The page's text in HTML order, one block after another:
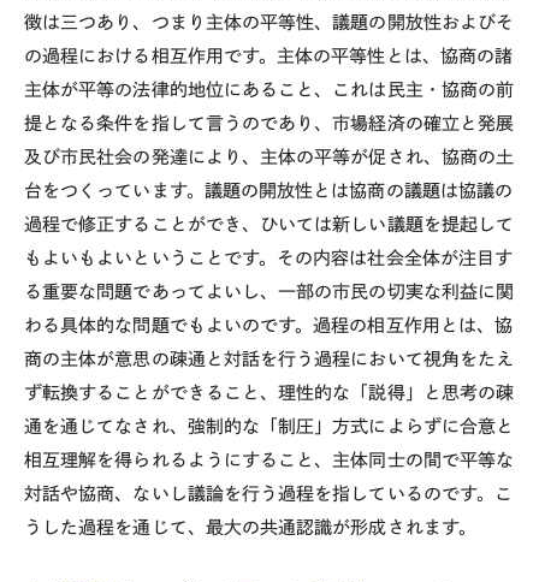
徴は三つあり、つまり主体の平等性、議題の開放性およびそ
の過程における相互作用です。主体の平等性とは、協商の諸
主体が平等の法律的地位にあること、これは民主・協商の前
提となる条件を指して言うのであり、市場経済の確立と発展
及び市民社会の発達により、主体の平等が促され、協商の土
台をつくっています。議題の開放性とは協商の議題は協議の
過程で修正することができ、ひいては新しい議題を提起して
もよいもよいということです。その内容は社会全体が注目す
る重要な問題であってよいし、一部の市民の切実な利益に関
わる具体的な問題でもよいのです。過程の相互作用とは、協
商の主体が意思の疎通と対話を行う過程において視角をたえ
ず転換することができること、理性的な「説得」と思考の疎
通を通じてなされ、強制的な「制圧」方式によらずに合意と
相互理解を得られるようにすること、主体同士の間で平等な
対話や協商、ないし議論を行う過程を指しているのです。こ
うした過程を通じて、最大の共通認識が形成されます。